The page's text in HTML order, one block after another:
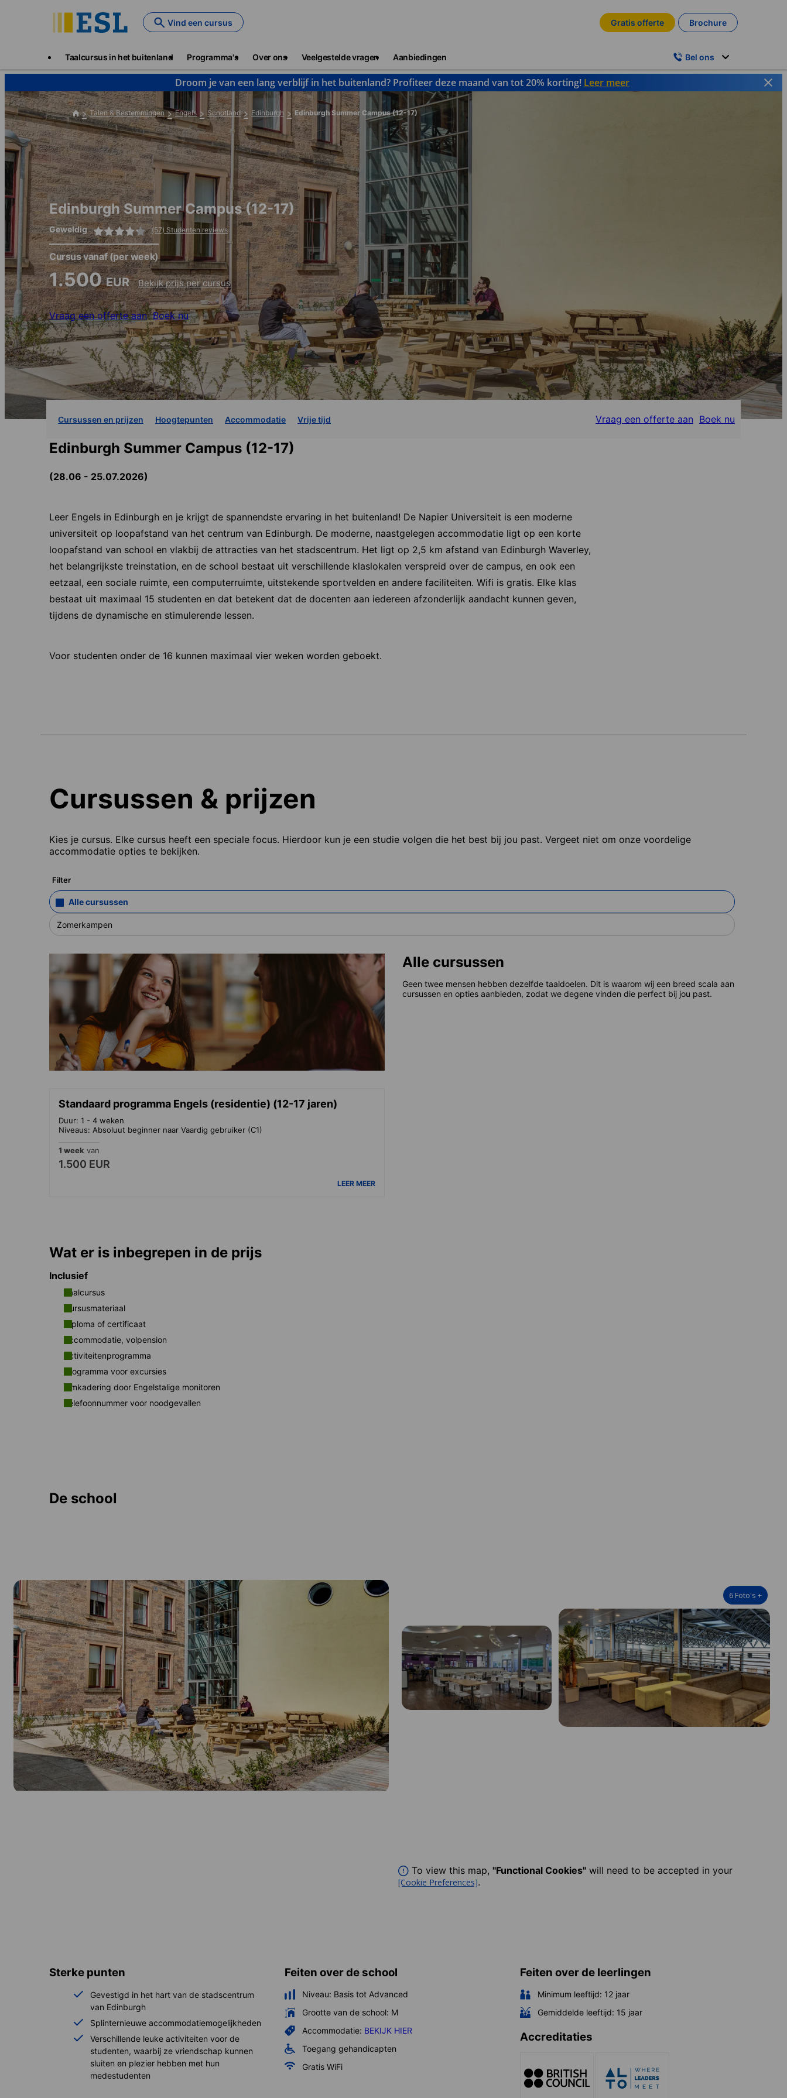
Vind een cursus Gratis offerte Brochure
Taalcursus in het buitenland Programma's Over ons Veelgestelde vragen Aanbiedingen Bel ons
Droom je van een lang verblijf in het buitenland? Profiteer deze maand van tot 20% korting! Leer meer
Talen & Bestemmingen Engels Schotland Edinburgh Edinburgh Summer Campus (12-17)
Edinburgh Summer Campus (12-17)
Geweldig (57) Studenten reviews
Cursus vanaf(per week)
1.500EUR Bekijk prijs per cursus
Vraag een offerte aan Boek nu
Cursussen en prijzen Hoogtepunten Accommodatie Vrije tijd Vraag een offerte aan Boek nu
Edinburgh Summer Campus (12-17)
(28.06 - 25.07.2026)
Leer Engels in Edinburgh en je krijgt de spannendste ervaring in het buitenland! De Napier Universiteit is een moderne
universiteit op loopafstand van het centrum van Edinburgh. De moderne, naastgelegen accommodatie ligt op een korte
loopafstand van school en vlakbij de attracties van het stadscentrum. Het ligt op 2,5 km afstand van Edinburgh Waverley,
het belangrijkste treinstation, en de school bestaat uit verschillende klaslokalen verspreid over de campus, en ook een
eetzaal, een sociale ruimte, een computerruimte, uitstekende sportvelden en andere faciliteiten. Wifi is gratis. Elke klas
bestaat uit maximaal 15 studenten en dat betekent dat de docenten aan iedereen afzonderlijk aandacht kunnen geven,
tijdens de dynamische en stimulerende lessen.
Voor studenten onder de 16 kunnen maximaal vier weken worden geboekt.
Cursussen & prijzen
Kies je cursus. Elke cursus heeft een speciale focus. Hierdoor kun je een studie volgen die het best bij jou past. Vergeet niet om onze voordelige
accommodatie opties te bekijken.
Filter
Alle cursussen
Zomerkampen
Alle cursussen
Geen twee mensen hebben dezelfde taaldoelen. Dit is waarom wij een breed scala aan
cursussen en opties aanbieden, zodat we degene vinden die perfect bij jou past.
Standaard programma Engels (residentie) (12-17 jaren)
Duur: 1 - 4 weken
Niveaus: Absoluut beginner naar Vaardig gebruiker (C1)
1 week van
1.500 EUR
LEER MEER
Wat er is inbegrepen in de prijs
Inclusief
Taalcursus
Cursusmateriaal
Diploma of certificaat
Accommodatie, volpension
Activiteitenprogramma
Programma voor excursies
Omkadering door Engelstalige monitoren
Telefoonnummer voor noodgevallen
De school
6 Foto's +
To view this map, "Functional Cookies" will need to be accepted in your
[Cookie Preferences].
Sterke punten
Gevestigd in het hart van de stadscentrum
van Edinburgh
Splinternieuwe accommodatiemogelijkheden
Verschillende leuke activiteiten voor de
studenten, waarbij ze vriendschap kunnen
sluiten en plezier hebben met hun
medestudenten
Feiten over de school
Niveau: Basis tot Advanced
Grootte van de school: M
Accommodatie: BEKIJK HIER
Toegang gehandicapten
Gratis WiFi
Feiten over de leerlingen
Minimum leeftijd: 12 jaar
Gemiddelde leeftijd: 15 jaar
Accreditaties